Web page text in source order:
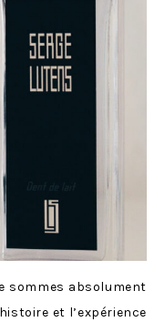
sommes absolument
et l’expérience